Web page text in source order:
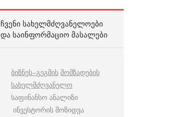
ᲩᲕᲔᲜᲘ ᲡᲐᲮᲔᲚᲛᲫᲦᲕᲐᲜᲔᲚᲝᲔᲑᲘ
ᲓᲐ ᲡᲐᲘᲜᲤᲝᲠᲛᲐᲪᲘᲝ ᲛᲐᲡᲐᲚᲔᲑᲘ
ბიზნეს–გეგმის მომზადების
სახელმძღვანელო
საფინანსო ანალიზი
ინვესტორის მოზიდვა